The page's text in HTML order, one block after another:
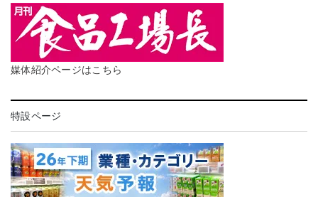
媒体紹介ページはこちら
特設ページ